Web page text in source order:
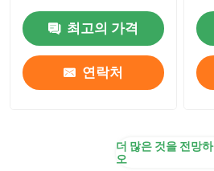
최고의 가격
연락처
더 많은 것을 전망하
오